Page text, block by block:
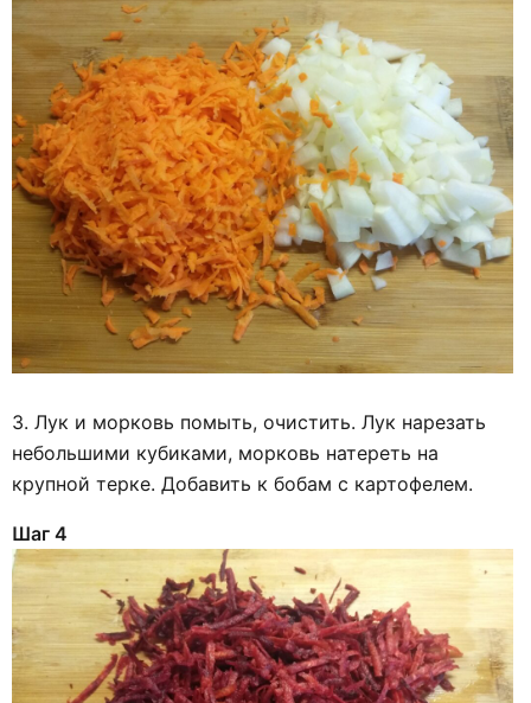
3. Лук и морковь помыть, очистить. Лук нарезать
небольшими кубиками, морковь натереть на
крупной терке. Добавить к бобам с картофелем.
Шаг 4